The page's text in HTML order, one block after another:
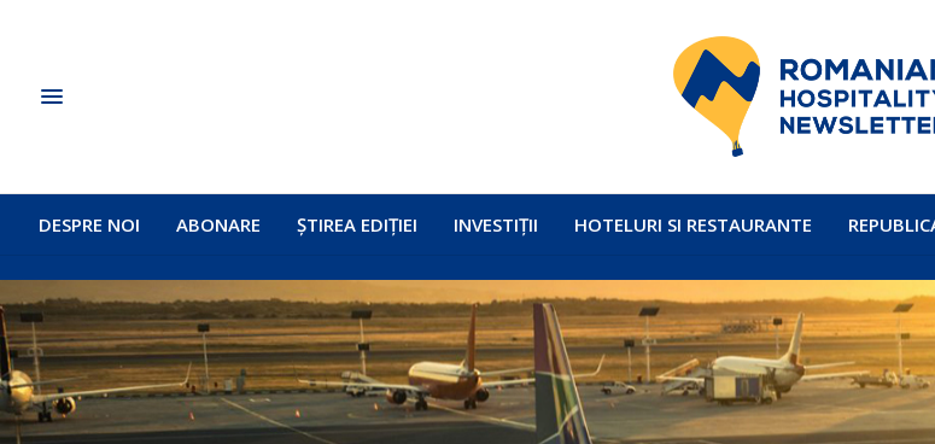
DESPRE NOI ABONARE ȘTIREA EDIȚIEI INVESTIȚII HOTELURI SI RESTAURANTE